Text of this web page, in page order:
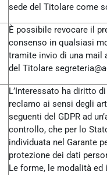
sede del Titolare come
È possibile revocare il
consenso in qualsiasi
tramite invio di una mail
del Titolare
L’Interessato ha diritto
reclamo ai sensi degli
seguenti del GDPR ad
controllo, che per lo
individuata nel Garante
protezione dei dati
Le forme, le modalità ed